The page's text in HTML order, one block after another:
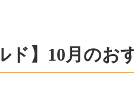
ド】10月のお